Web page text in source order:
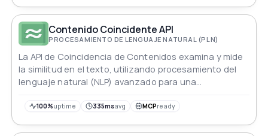
Contenido Coincidente API
PROCESAMIENTO DE LENGUAJE NATURAL (PLN)
La API de Coincidencia de Contenidos examina y mide
la similitud en el texto, utilizando procesamiento del
lenguaje natural (NLP) avanzado para una
100%uptime 335msavg MCPready